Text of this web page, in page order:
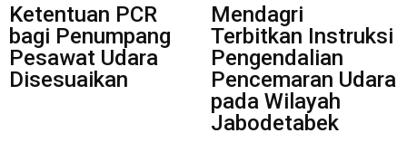
Ketentuan PCR
bagi Penumpang
Pesawat Udara
Disesuaikan
Mendagri
Terbitkan Instruksi
Pengendalian
Pencemaran Udara
pada Wilayah
Jabodetabek